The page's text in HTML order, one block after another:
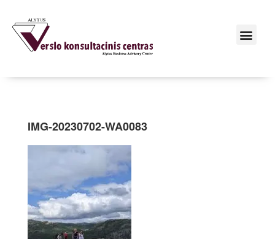
IMG-20230702-WA0083